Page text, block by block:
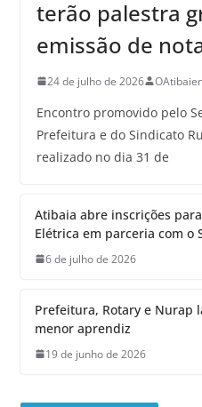
terão palestra
emissão de
24 de julho de 2026
Encontro promovido pelo
Prefeitura e do Sindicato
realizado no dia 31 de
Atibaia abre inscrições
Elétrica em parceria com o
6 de julho de 2026
Prefeitura, Rotary e Nurap
menor aprendiz
19 de junho de 2026